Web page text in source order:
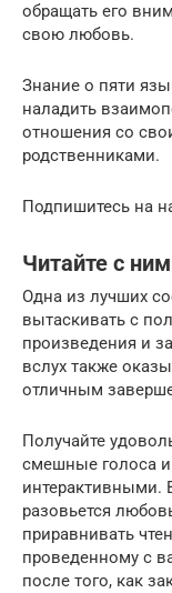
обращать его
свою любовь.
Знание о пяти
наладить
отношения со
родственниками.
Подпишитесь на
Читайте с
Одна из лучших
вытаскивать с
произведения и
вслух также
отличным
Получайте
смешные голоса и
интерактивными.
разовьется
приравнивать
проведенному с
после того, как